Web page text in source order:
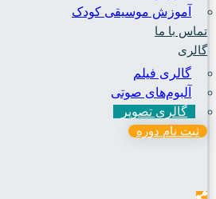
آموزش موسیقی کودک
تماس با ما
گالری
گالری فیلم
آلبوم‌های صوتی
گالری تصویر
ثبت نام دوره